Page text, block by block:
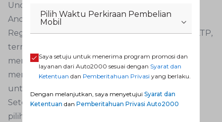
Unduh dan instal aplikasi SIGNAL di smartphone
Anda melalui Play Store atau App Store.
Registrasi akun dengan mengisi data diri sesuai KTP,
termasuk nomor telepon, email aktif, serta
membuat kata sandi. Anda juga perlu
mengunggah scan KTP dan melakukan swafoto
untuk verifikasi.
Setelah akun terverifikasi, masuk ke aplikasi dan
pilih menu “Tambah Kendaraan Bermotor”.
Pilih Waktu Perkiraan Pembelian
Mobil
Saya setuju untuk menerima program promosi dan
layanan dari Auto2000 sesuai dengan Syarat dan
Ketentuan dan Pemberitahuan Privasi yang berlaku.
Dengan melanjutkan, saya menyetujui Syarat dan
Ketentuan dan Pemberitahuan Privasi Auto2000